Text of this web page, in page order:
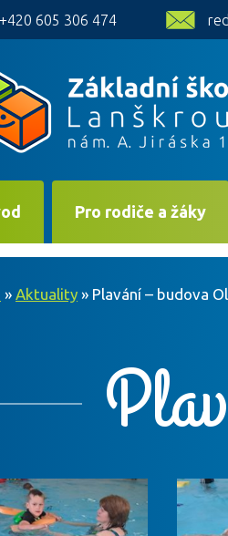
+420 605 306 474
Pro rodiče a žáky
» Aktuality » Plavání – budova